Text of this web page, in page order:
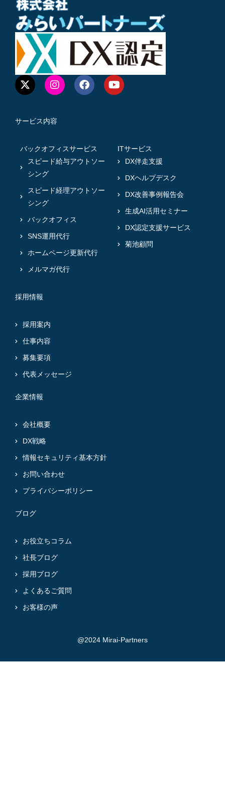
サービス内容
バックオフィスサービス
スピード給与アウトソー
シング
スピード経理アウトソー
シング
バックオフィス
SNS運用代行
ホームページ更新代行
メルマガ代行
ITサービス
DX伴走支援
DXヘルプデスク
DX改善事例報告会
生成AI活用セミナー
DX認定支援サービス
菊池顧問
採用情報
採用案内
仕事内容
募集要項
代表メッセージ
企業情報
会社概要
DX戦略
情報セキュリティ基本方針
お問い合わせ
プライバシーポリシー
ブログ
お役立ちコラム
社長ブログ
採用ブログ
よくあるご質問
お客様の声
@2024 Mirai-Partners